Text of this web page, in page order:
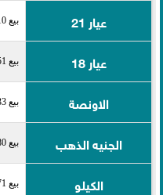
عيار 21 بيع 1,810 شراء 1,850
عيار 18 بيع 1,551 شراء 1,586
الاونصة بيع 64,333 شراء 65,754
الجنيه الذهب بيع 14,480 شراء 14,800
الكيلو بيع 2,068,571 شراء 2,114,286